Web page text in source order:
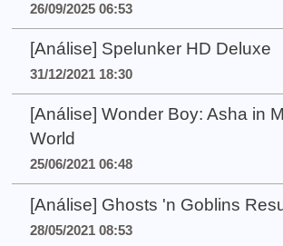
26/09/2025 06:53
[Análise] Spelunker HD Deluxe
31/12/2021 18:30
[Análise] Wonder Boy: Asha in
World
25/06/2021 06:48
[Análise] Ghosts 'n Goblins
28/05/2021 08:53